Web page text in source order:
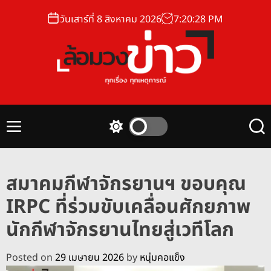
วันเสาร์ที่ 8 สิงหาคม 2026 7:20:29 PM
อ
า
ว
M
c
h
c
o
l
o
r
m
S
สมาคมกีฬาจักรยานฯ ขอบคุณ
IRPC ที่ร่วมขับเคลื่อนศักยภาพ
นักกีฬาจักรยานไทยสู่เวทีโลก
Posted on 29 เมษายน 2026 by หนุ่มคอแข็ง